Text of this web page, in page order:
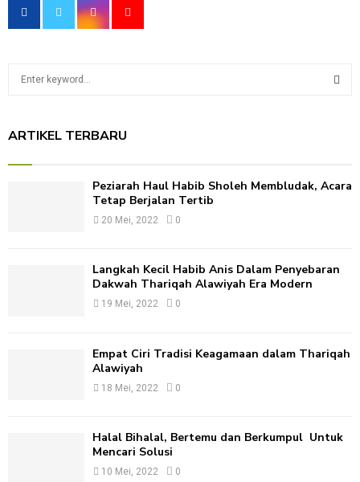
c
H
ARTIKEL TERBARU
Peziarah Haul Habib Sholeh Membludak, Acara
Tetap Berjalan Tertib
20 Mei, 2022 0
Langkah Kecil Habib Anis Dalam Penyebaran
Dakwah Thariqah Alawiyah Era Modern
19 Mei, 2022 0
Empat Ciri Tradisi Keagamaan dalam Thariqah
Alawiyah
18 Mei, 2022 0
Halal Bihalal, Bertemu dan Berkumpul Untuk
Mencari Solusi
10 Mei, 2022 0